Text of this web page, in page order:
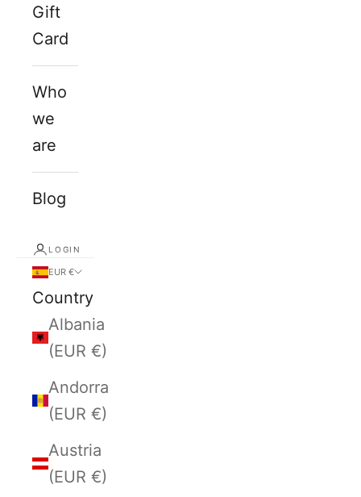
Gift
Card
Who
we
are
Blog
LOGIN
EUR €
Country
Albania
(EUR €)
Andorra
(EUR €)
Austria
(EUR €)